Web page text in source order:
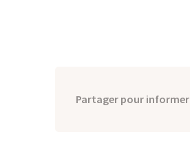
Partager pour informer